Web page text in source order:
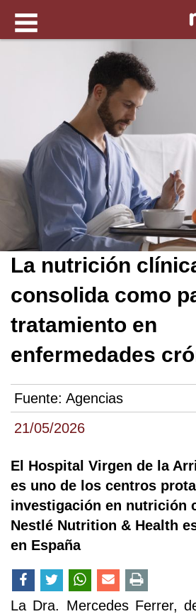
21/05/2026
La nutrición
consolida como
tratamiento en
enfermedades
Fuente: Agencias
El Hospital Virgen de la
es uno de los centros
investigación en nutrición
Nestlé Nutrition & Health
en España
La Dra. Mercedes Ferrer,